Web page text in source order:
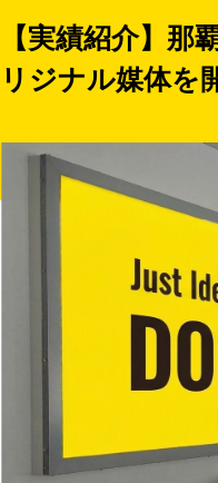
【実績紹介】
リジナル媒体を